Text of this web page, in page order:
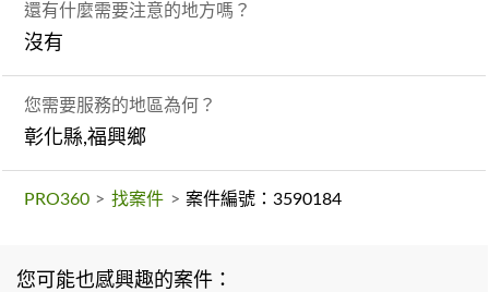
還有什麼需要注意的地方嗎？
沒有
您需要服務的地區為何？
彰化縣,福興鄉
PRO360 > 找案件 > 案件編號：3590184
您可能也感興趣的案件：